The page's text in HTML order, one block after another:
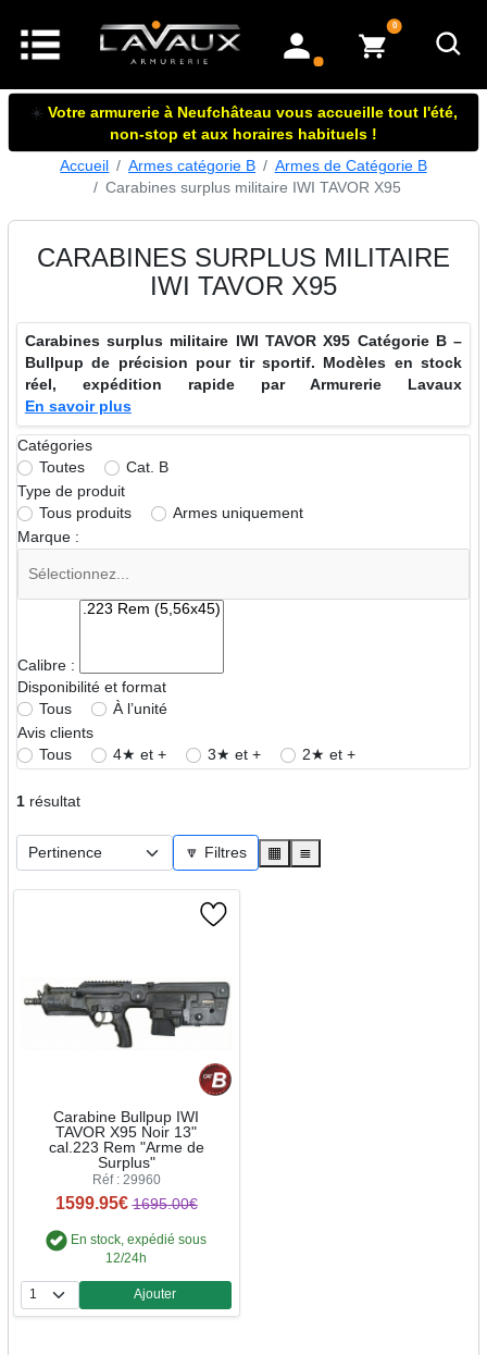
mon compte
0articles dans le panier
☀️ Votre armurerie à Neufchâteau vous accueille tout l'été,
non-stop et aux horaires habituels !
Accueil
Armes catégorie B
Armes de Catégorie B
Carabines surplus militaire IWI TAVOR X95
CARABINES SURPLUS MILITAIRE
IWI TAVOR X95
Carabines surplus militaire IWI TAVOR X95 Catégorie B –
Bullpup de précision pour tir sportif. Modèles en stock
réel, expédition rapide par Armurerie Lavaux
En savoir plus
Catégories
Toutes
Cat. B
Type de produit
Tous produits
Armes uniquement
Marque :
Calibre :
Disponibilité et format
Tous
À l’unité
Avis clients
Tous
4★ et + 3★ et + 2★ et +
1résultat
🔽 Filtres ▦ ≣
Carabine Bullpup IWI
TAVOR X95 Noir 13"
cal.223 Rem "Arme de
Surplus"
Réf : 29960
1599.95€ 1695.00€
En stock, expédié sous
12/24h
Quantité
Ajouter